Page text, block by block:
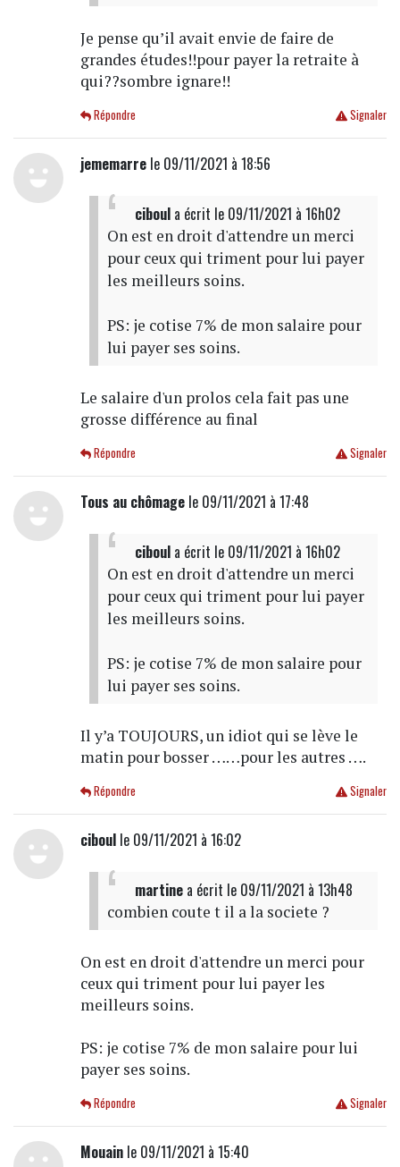
Je pense qu’il avait envie de faire de
grandes études!!pour payer la retraite à
qui??sombre ignare!!
Signaler
Répondre
jememarrele 09/11/2021 à 18:56
ciboula écrit le 09/11/2021 à 16h02
On est en droit d'attendre un merci
pour ceux qui triment pour lui payer
les meilleurs soins.
PS: je cotise 7% de mon salaire pour
lui payer ses soins.
Le salaire d'un prolos cela fait pas une
grosse différence au final
Signaler
Répondre
Tous au chômagele 09/11/2021 à 17:48
ciboula écrit le 09/11/2021 à 16h02
On est en droit d'attendre un merci
pour ceux qui triment pour lui payer
les meilleurs soins.
PS: je cotise 7% de mon salaire pour
lui payer ses soins.
Il y’a TOUJOURS, un idiot qui se lève le
matin pour bosser ……pour les autres ….
Signaler
Répondre
ciboulle 09/11/2021 à 16:02
martinea écrit le 09/11/2021 à 13h48
combien coute t il a la societe ?
On est en droit d'attendre un merci pour
ceux qui triment pour lui payer les
meilleurs soins.
PS: je cotise 7% de mon salaire pour lui
payer ses soins.
Signaler
Répondre
Mouainle 09/11/2021 à 15:40